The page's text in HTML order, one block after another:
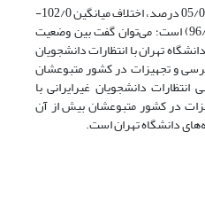
جدول 8 نشان می‌دهد، sig کمتر از 05/0 درصد، اختلاف میانگین 102/0-
و آماره t برابر 98/1- (بیشتر از 96/1) است؛ می‌توان گفت بین وضعیت
تهران با انتظارات دانشجویان
و تجهیزات در کشور متبوعشان
دانشجویان غیرایرانی با
در کشور متبوعشان بیش‌ از آن
دانشگاه تهران است.